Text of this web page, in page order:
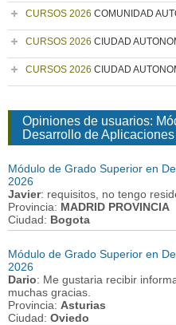
CURSOS 2026 COMUNIDAD
CURSOS 2026 CIUDAD
CURSOS 2026 CIUDAD
Opiniones de usuarios:
Desarrollo de
Módulo de Grado Superior en
2026
Javier: requisitos, no tengo
Provincia: MADRID PROVINCIA
Ciudad: Bogota
Módulo de Grado Superior en
2026
Dario: Me gustaria recibir
muchas gracias.
Provincia: Asturias
Ciudad: Oviedo